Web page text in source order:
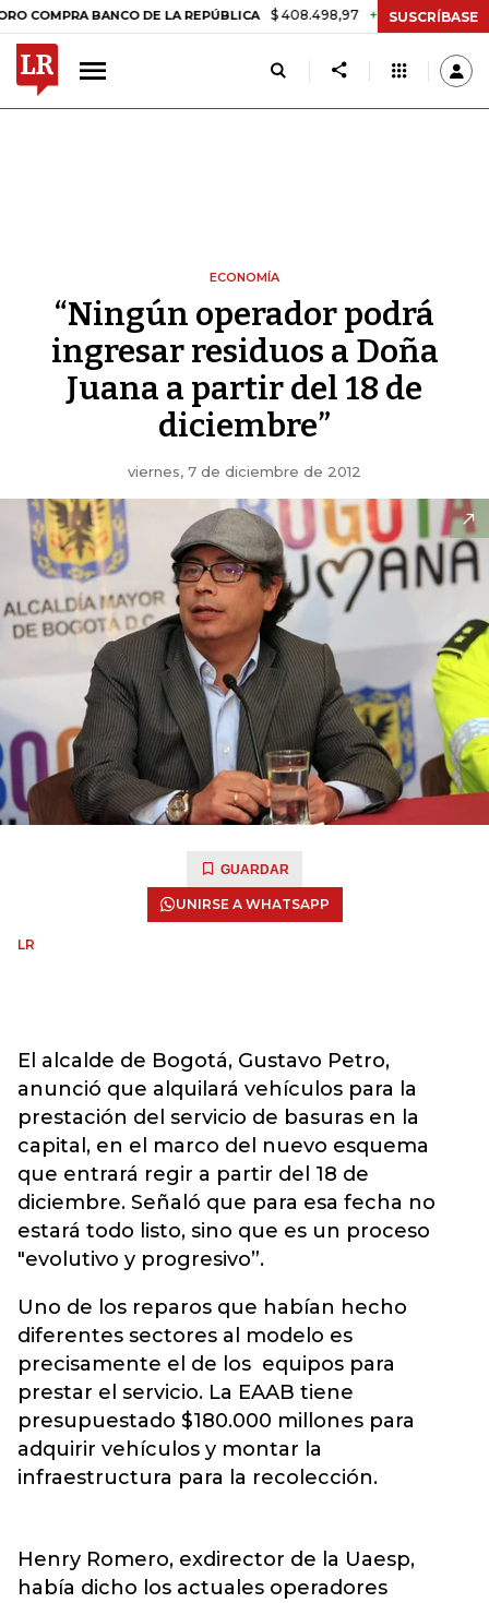
BANCO DE LA REPÚBLICA $ 408.498,97 +$ 8.753,81 +2,19%
SUSCRÍBASE
ECONOMÍA
“Ningún operador podrá
ingresar residuos a Doña
Juana a partir del 18 de
diciembre”
viernes, 7 de diciembre de 2012
GUARDAR
UNIRSE A WHATSAPP
LR
El alcalde de Bogotá, Gustavo Petro,
anunció que alquilará vehículos para la
prestación del servicio de basuras en la
capital, en el marco del nuevo esquema
que entrará regir a partir del 18 de
diciembre. Señaló que para esa fecha no
estará todo listo, sino que es un proceso
"evolutivo y progresivo”.
Uno de los reparos que habían hecho
diferentes sectores al modelo es
precisamente el de los equipos para
prestar el servicio. La EAAB tiene
presupuestado $180.000 millones para
adquirir vehículos y montar la
infraestructura para la recolección.
Henry Romero, exdirector de la Uaesp,
había dicho los actuales operadores